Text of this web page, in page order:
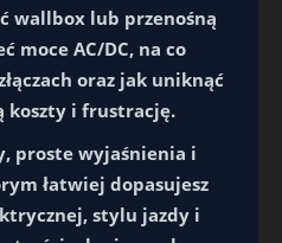
wallbox lub przenośną
moce AC/DC, na co
oraz jak uniknąć
koszty i frustrację.
proste wyjaśnienia i
łatwiej dopasujesz
stylu jazdy i